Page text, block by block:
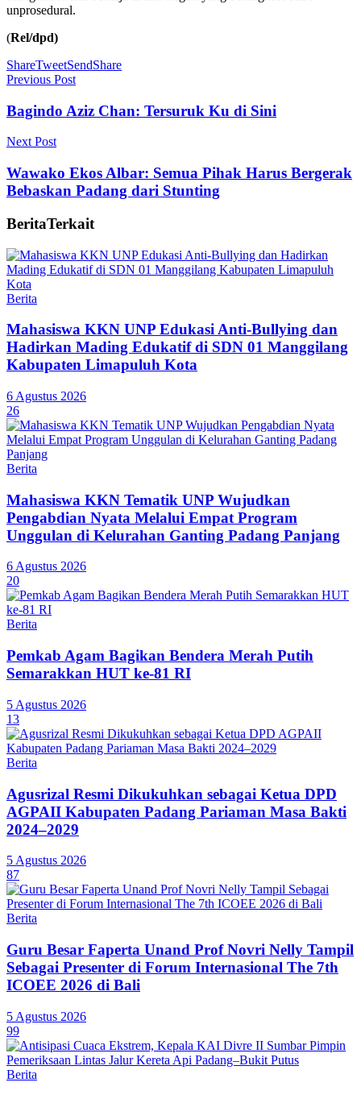
unprosedural.
(Rel/dpd)
ShareTweetSendShare
Previous Post
Bagindo Aziz Chan: Tersuruk Ku di Sini
Next Post
Wawako Ekos Albar: Semua Pihak Harus Bergerak
Bebaskan Padang dari Stunting
BeritaTerkait
Berita
Mahasiswa KKN UNP Edukasi Anti-Bullying dan
Hadirkan Mading Edukatif di SDN 01 Manggilang
Kabupaten Limapuluh Kota
6 Agustus 2026
26
Berita
Mahasiswa KKN Tematik UNP Wujudkan
Pengabdian Nyata Melalui Empat Program
Unggulan di Kelurahan Ganting Padang Panjang
6 Agustus 2026
20
Berita
Pemkab Agam Bagikan Bendera Merah Putih
Semarakkan HUT ke-81 RI
5 Agustus 2026
13
Berita
Agusrizal Resmi Dikukuhkan sebagai Ketua DPD
AGPAII Kabupaten Padang Pariaman Masa Bakti
2024–2029
5 Agustus 2026
87
Berita
Guru Besar Faperta Unand Prof Novri Nelly Tampil
Sebagai Presenter di Forum Internasional The 7th
ICOEE 2026 di Bali
5 Agustus 2026
99
Berita